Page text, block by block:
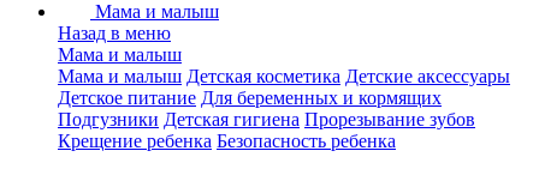
Мама и малыш
Назад в меню
Мама и малыш
Мама и малыш Детская косметика Детские аксессуары
Детское питание Для беременных и кормящих
Подгузники Детская гигиена Прорезывание зубов
Крещение ребенка Безопасность ребенка